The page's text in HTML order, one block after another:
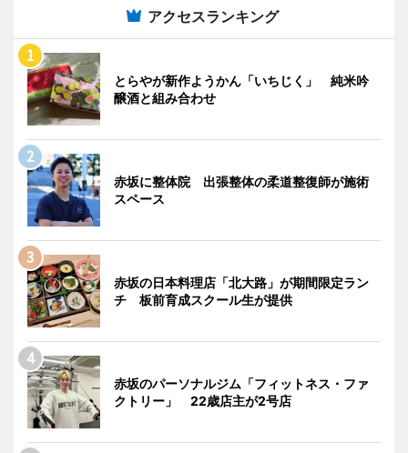
アクセスランキング
とらやが新作ようかん「いちじく」 純米吟
醸酒と組み合わせ
赤坂に整体院 出張整体の柔道整復師が施術
スペース
赤坂の日本料理店「北大路」が期間限定ラン
チ 板前育成スクール生が提供
赤坂のパーソナルジム「フィットネス・ファ
クトリー」 22歳店主が2号店